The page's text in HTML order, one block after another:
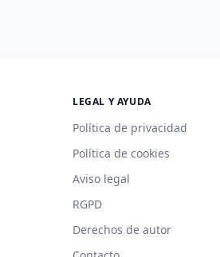
LEGAL Y AYUDA
Política de privacidad
Política de cookies
Aviso legal
RGPD
Derechos de autor